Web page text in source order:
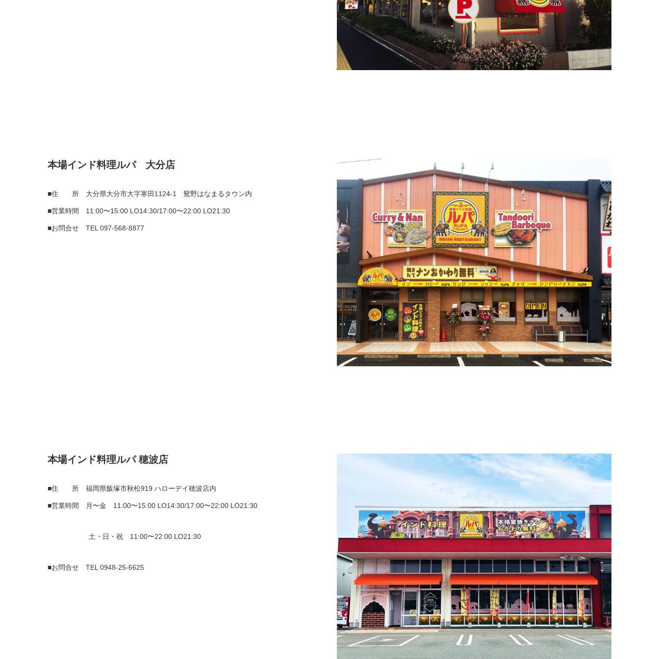
本場インド料理ルパ 大分店
■住 所 大分県大分市大字寒田1124-1 鴛野はなまるタウン内
■営業時間 11:00〜15:00 LO14:30/17:00〜22:00 LO21:30
■お問合せ TEL097-568-8877
本場インド料理ルパ 穂波店
■住 所 福岡県飯塚市秋松919 ハローデイ穂波店内
■営業時間 月〜金 11:00〜15:00 LO14:30/17:00〜22:00 LO21:30
土・日・祝 11:00〜22:00 LO21:30
■お問合せ TEL0948-25-6625